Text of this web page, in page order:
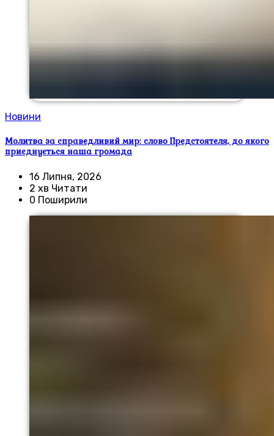
Новини
Молитва за справедливий мир: слово Предстоятеля, до якого
приєднується наша громада
16 Липня, 2026
2 хв Читати
0 Поширили